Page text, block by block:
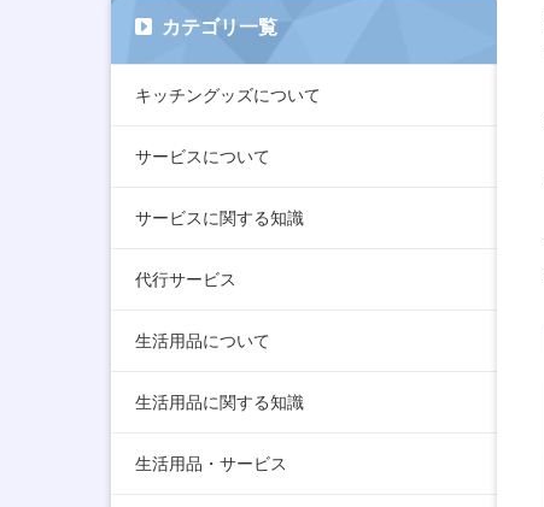
カテゴリ一覧
キッチングッズについて
サービスについて
サービスに関する知識
代行サービス
生活用品について
生活用品に関する知識
生活用品・サービス